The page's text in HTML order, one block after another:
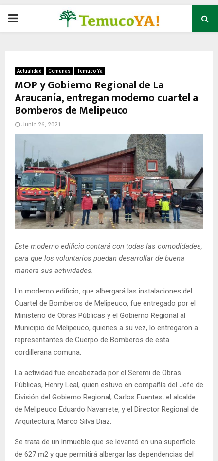
P
M
A
Y
M
E
N
Actualidad Comunas Temuco Ya
MOP y Gobierno Regional de La
Araucanía, entregan moderno cuartel a
Bomberos de Melipeuco
Junio 26, 2021
Este moderno edificio contará con todas las comodidades,
para que los voluntarios puedan desarrollar de buena
manera sus actividades.
Un moderno edificio, que albergará las instalaciones del
Cuartel de Bomberos de Melipeuco, fue entregado por el
Ministerio de Obras Públicas y el Gobierno Regional al
Municipio de Melipeuco, quienes a su vez, lo entregaron a
representantes de Cuerpo de Bomberos de esta
cordillerana comuna.
La actividad fue encabezada por el Seremi de Obras
Públicas, Henry Leal, quien estuvo en compañía del Jefe de
División del Gobierno Regional, Carlos Fuentes, el alcalde
de Melipeuco Eduardo Navarrete, y el Director Regional de
Arquitectura, Marco Silva Díaz.
Se trata de un inmueble que se levantó en una superficie
de 627 m2 y que permitirá albergar las dependencias del